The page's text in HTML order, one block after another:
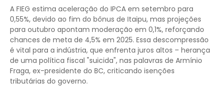
A FIEG estima aceleração do IPCA em setembro para
0,55%, devido ao fim do bônus de Itaipu, mas projeções
para outubro apontam moderação em 0,1%, reforçando
chances de meta de 4,5% em 2025. Essa descompressão
é vital para a indústria, que enfrenta juros altos – herança
de uma política fiscal "suicida", nas palavras de Armínio
Fraga, ex-presidente do BC, criticando isenções
tributárias do governo.